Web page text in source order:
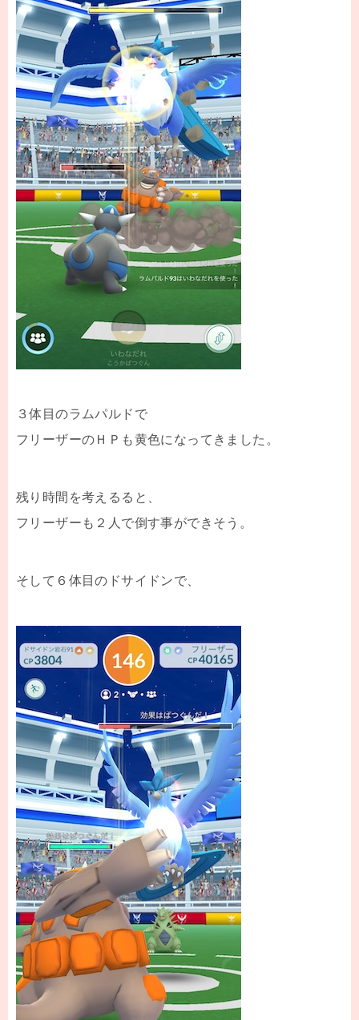
３体目のラムパルドで
フリーザーのＨＰも黄色になってきました。
残り時間を考えるると、
フリーザーも２人で倒す事ができそう。
そして６体目のドサイドンで、